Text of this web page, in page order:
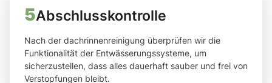
5Abschlusskontrolle
Nach der dachrinnenreinigung überprüfen wir die
Funktionalität der Entwässerungssysteme, um
sicherzustellen, dass alles dauerhaft sauber und frei von
Verstopfungen bleibt.